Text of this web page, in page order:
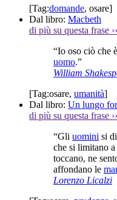
[Tag:domande, osare]
Dal libro: Macbeth
di più su questa frase ››
“Io oso ciò che è
uomo.”
William
[Tag:osare, umanità]
Dal libro: Un lungo
di più su questa frase ››
“Gli uomini si
che si limitano a
toccano, ne
affondano le
Lorenzo Licalzi